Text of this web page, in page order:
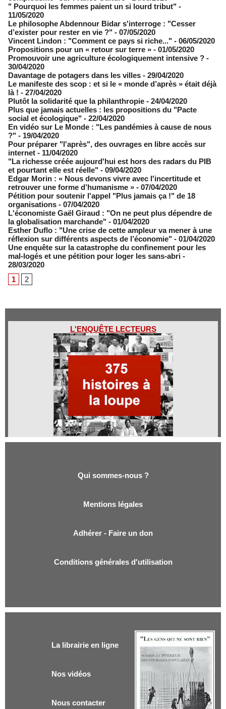
" Pourquoi les femmes paient un si lourd tribut" -
11/05/2020
Le philosophe Abdennour Bidar s'interroge : "Cesser
d’exister pour rester en vie ?" - 07/05/2020
Vincent Lindon : "Comment ce pays si riche..." - 06/05/2020
Propositions pour un « retour sur terre » - 01/05/2020
Promouvoir une agriculture écologiquement intensive ? -
30/04/2020
Davantage de potagers dans les villes - 29/04/2020
Le manifeste des scop : et si le « monde d’après » était déjà
là ! - 27/04/2020
Plutôt la solidarité que la philanthropie - 24/04/2020
Plus que jamais actuelles : les propositions du "Pacte
social et écologique" - 22/04/2020
En vidéo sur Le Monde : "Les pandémies à cause de nous
?" - 19/04/2020
Pour préparer "l'après", des ouvrages en libre accès sur
internet - 11/04/2020
"La richesse créée aujourd'hui est hors des radars du PIB
et pourtant elle est réelle" - 09/04/2020
Edgar Morin : ​« Nous devons vivre avec l'incertitude et
retrouver une forme d’humanisme » - 07/04/2020
Pétition pour soutenir l'appel "Plus jamais ça !" de 18
organisations - 07/04/2020
L'économiste Gaël Giraud : "On ne peut plus dépendre de
la globalisation marchande" - 01/04/2020
​Esther Duflo : "Une crise de cette ampleur va mener à une
réflexion sur différents aspects de l’économie" - 01/04/2020
Une enquête sur la catastrophe du confinement pour les
mal-logés et une pétition pour loger les sans-abri -
28/03/2020
1
2
L'ENQUÊTE LECTEURS
Qui sommes-nous ?
Mentions légales
Adhérer - Faire un don
Conditions générales d'utilisation
La librairie en ligne
Nos vidéos
Nous contacter